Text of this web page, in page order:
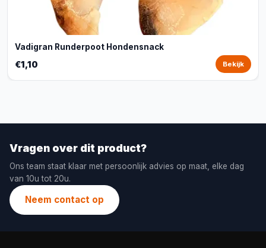
Vadigran Runderpoot Hondensnack
€1,10 Bekijk
Vragen over dit product?
Ons team staat klaar met persoonlijk advies op maat, elke dag
van 10u tot 20u.
Neem contact op